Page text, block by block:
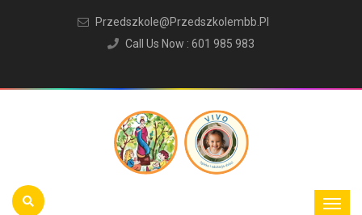
Przedszkole@przedszkolembb.pl
Call Us Now : 601 985 983